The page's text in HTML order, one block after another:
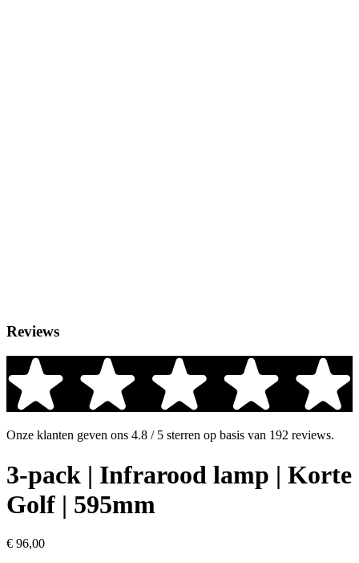
Reviews
Onze klanten geven ons 4.8 / 5 sterren op basis van 192 reviews.
3-pack | Infrarood lamp | Korte
Golf | 595mm
€ 96,00